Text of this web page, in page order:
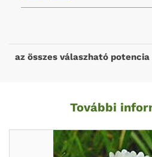
az összes válaszható potencia
További